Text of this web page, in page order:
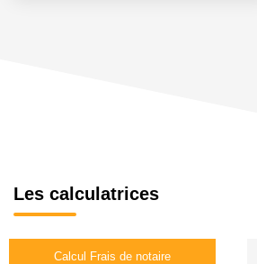
Les calculatrices
Calcul Frais de notaire